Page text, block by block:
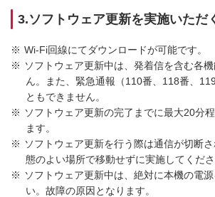
3.ソフトウェア更新を実施いただ
※ Wi-Fi回線にてダウンロードが可能です。
※ ソフトウェア更新中は、発着信を含む各
ん。また、緊急通報（110番、118番、
ともできません。
※ ソフトウェア更新の完了までに最大20分
ます。
※ ソフトウェア更新を行う際は通信が切断
態のよい場所で移動せずに実施してくださ
※ ソフトウェア更新中は、絶対に本機の電
い。故障の原因となります。